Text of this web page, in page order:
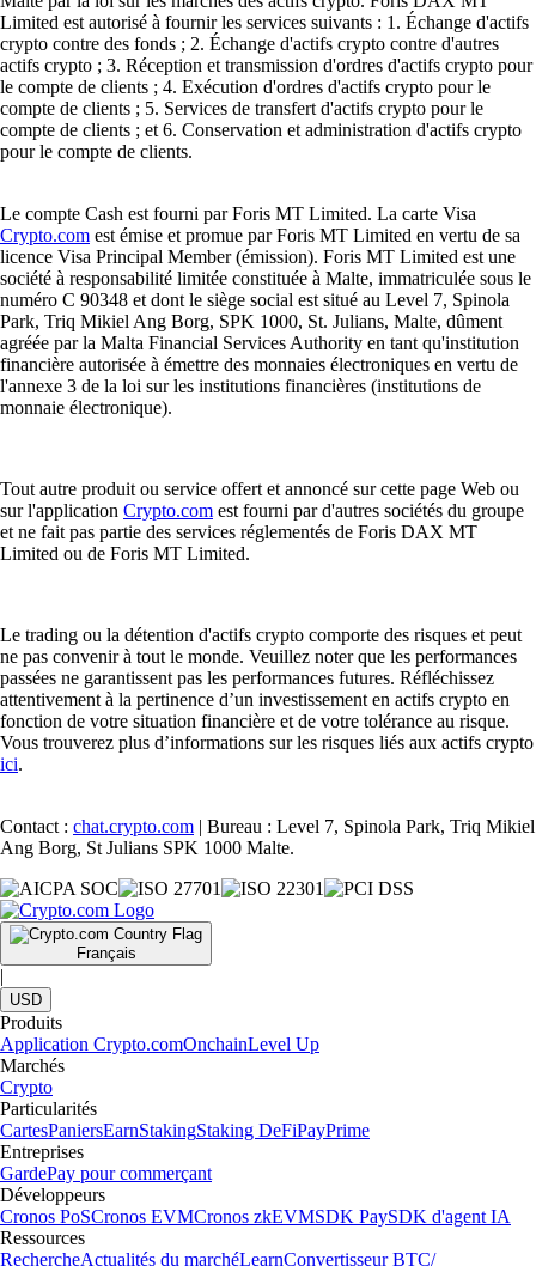
Limited est autorisé à fournir les services suivants : 1. Échange d'actifs
crypto contre des fonds ; 2. Échange d'actifs crypto contre d'autres
actifs crypto ; 3. Réception et transmission d'ordres d'actifs crypto pour
le compte de clients ; 4. Exécution d'ordres d'actifs crypto pour le
compte de clients ; 5. Services de transfert d'actifs crypto pour le
compte de clients ; et 6. Conservation et administration d'actifs crypto
pour le compte de clients.
Le compte Cash est fourni par Foris MT Limited. La carte Visa
Crypto.com est émise et promue par Foris MT Limited en vertu de sa
licence Visa Principal Member (émission). Foris MT Limited est une
société à responsabilité limitée constituée à Malte, immatriculée sous le
numéro C 90348 et dont le siège social est situé au Level 7, Spinola
Park, Triq Mikiel Ang Borg, SPK 1000, St. Julians, Malte, dûment
agréée par la Malta Financial Services Authority en tant qu'institution
financière autorisée à émettre des monnaies électroniques en vertu de
l'annexe 3 de la loi sur les institutions financières (institutions de
monnaie électronique).
Tout autre produit ou service offert et annoncé sur cette page Web ou
sur l'application Crypto.com est fourni par d'autres sociétés du groupe
et ne fait pas partie des services réglementés de Foris DAX MT
Limited ou de Foris MT Limited.
Le trading ou la détention d'actifs crypto comporte des risques et peut
ne pas convenir à tout le monde. Veuillez noter que les performances
passées ne garantissent pas les performances futures. Réfléchissez
attentivement à la pertinence d’un investissement en actifs crypto en
fonction de votre situation financière et de votre tolérance au risque.
Vous trouverez plus d’informations sur les risques liés aux actifs crypto
ici.
Contact : chat.crypto.com | Bureau : Level 7, Spinola Park, Triq Mikiel
Ang Borg, St Julians SPK 1000 Malte.
Français
|
USD
Produits
Application Crypto.comOnchainLevel Up
Marchés
Crypto
Particularités
CartesPaniersEarnStakingStaking DeFiPayPrime
Entreprises
GardePay pour commerçant
Développeurs
Cronos PoSCronos EVMCronos zkEVMSDK PaySDK d'agent IA
Ressources
RechercheActualités du marchéLearnConvertisseur BTC/